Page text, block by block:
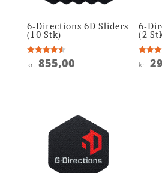
6-Directions 6D Sliders
(10 Stk)
Vurderet
4.5
kr. 855,00
6-
(2
Vurderet
4.8
kr.